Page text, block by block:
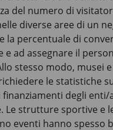
del numero di
diverse aree di un
la percentuale di
e ad assegnare il
stesso modo, musei
le statistiche
finanziamenti degli
Le strutture sportive e
eventi hanno spesso